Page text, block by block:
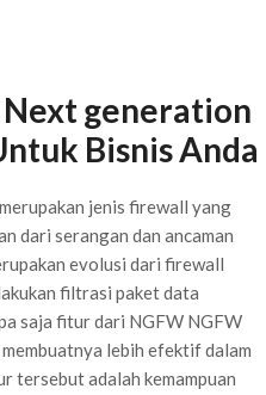
Next generation
Bisnis Anda
jenis firewall yang
dari serangan dan ancaman
evolusi dari firewall
filtrasi paket data
saja fitur dari NGFW NGFW
lebih efektif dalam
tersebut adalah kemampuan